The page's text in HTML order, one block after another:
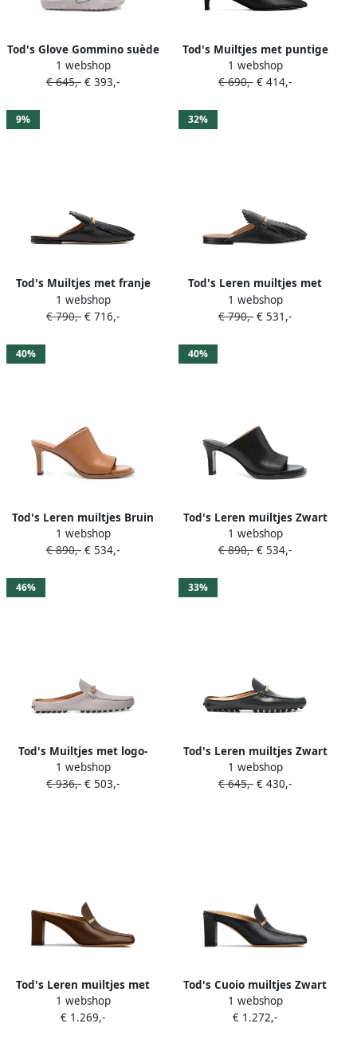
Tod's Glove Gommino suède
muiltjes Grijs
1 webshop
€ 645,- € 393,-
Tod's Muiltjes met puntige
neus Zwart
1 webshop
€ 690,- € 414,-
9%
Tod's Muiltjes met franje
Zwart
1 webshop
€ 790,- € 716,-
32%
Tod's Leren muiltjes met
franje Zwart
1 webshop
€ 790,- € 531,-
40%
Tod's Leren muiltjes Bruin
1 webshop
€ 890,- € 534,-
40%
Tod's Leren muiltjes Zwart
1 webshop
€ 890,- € 534,-
46%
Tod's Muiltjes met logo-
reliëf Grijs
1 webshop
€ 936,- € 503,-
33%
Tod's Leren muiltjes Zwart
1 webshop
€ 645,- € 430,-
Tod's Leren muiltjes met
logoplakkaat Bruin
1 webshop
€ 1.269,-
Tod's Cuoio muiltjes Zwart
1 webshop
€ 1.272,-